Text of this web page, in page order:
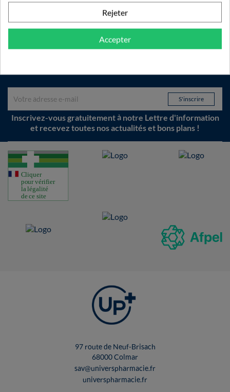
Fidélité
Obtenez des récompenses lors de vos achats
Inscrivez-vous gratuitement à notre Lettre d'information
et recevez toutes nos actualités et bons plans !
97 route de Neuf-Brisach
68000 Colmar
sav@universpharmacie.fr
universpharmacie.fr
Rejeter
Accepter